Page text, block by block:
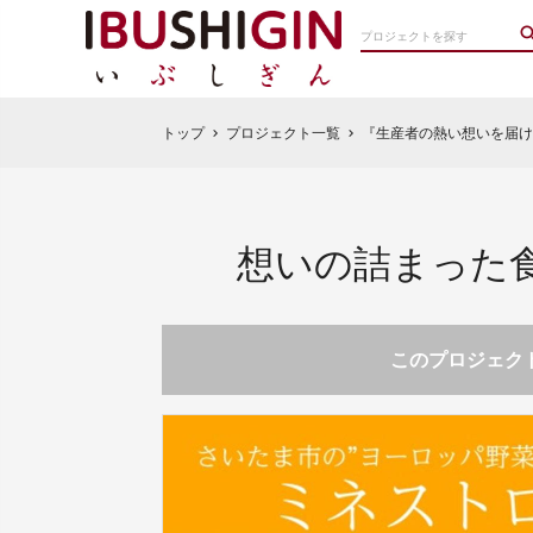
トップ chevron_right プロジェクト一覧 chevron_right 『生産者の熱い想いを届
想いの詰まった
このプロジェク